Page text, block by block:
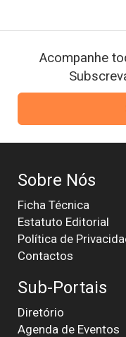
Acompanhe
Sobre Nós
Ficha Técnica
Estatuto Editorial
Política de
Contactos
Sub-Portais
Diretório
Agenda de Eventos